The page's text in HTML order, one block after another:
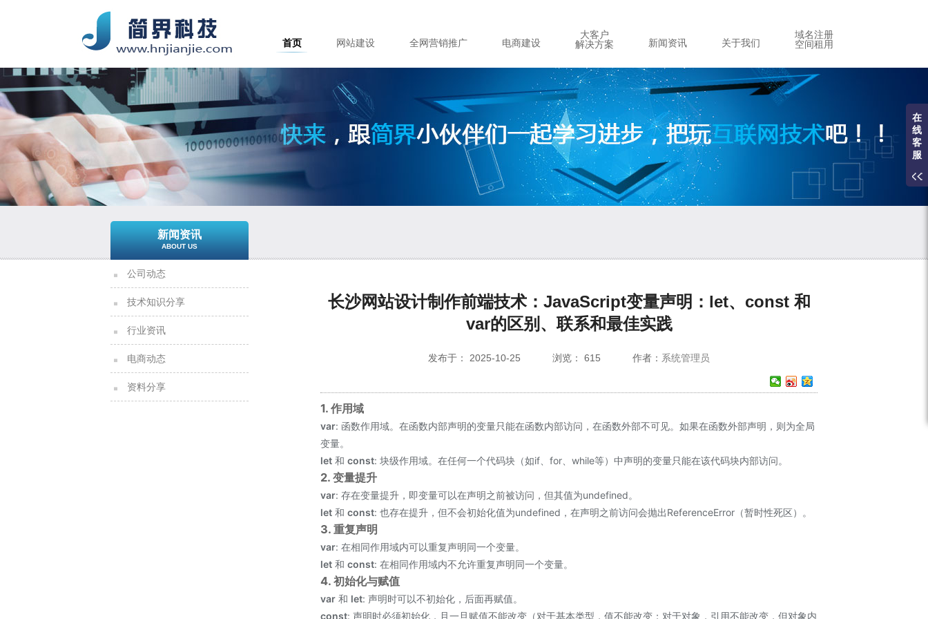
首页 网站建设 全网营销推广 电商建设
大客户
解决方案
新闻资讯 关于我们
域名注册
空间租用
新闻资讯
ABOUT US
公司动态
技术知识分享
行业资讯
电商动态
资料分享
长沙网站设计制作前端技术：JavaScript变量声明：let、const 和
var的区别、联系和最佳实践
发布于： 2025-10-25 浏览： 615 作者： 系统管理员
1. 作用域
var: 函数作用域。在函数内部声明的变量只能在函数内部访问，在函数外部不可见。如果在函数外部声明，则为全局
变量。
let 和 const: 块级作用域。在任何一个代码块（如if、for、while等）中声明的变量只能在该代码块内部访问。
2. 变量提升
var: 存在变量提升，即变量可以在声明之前被访问，但其值为undefined。
let 和 const: 也存在提升，但不会初始化值为undefined，在声明之前访问会抛出ReferenceError（暂时性死区）。
3. 重复声明
var: 在相同作用域内可以重复声明同一个变量。
let 和 const: 在相同作用域内不允许重复声明同一个变量。
4. 初始化与赋值
var 和 let: 声明时可以不初始化，后面再赋值。
const: 声明时必须初始化，且一旦赋值不能改变（对于基本类型，值不能改变；对于对象，引用不能改变，但对象内
在
线
客
服